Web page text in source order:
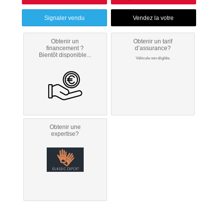
Signaler vendu
Obtenir un
financement ?
Bientôt disponible...
Obtenir un tarif
d’assurance?
Véhicule non éligible.
Obtenir une
expertise?